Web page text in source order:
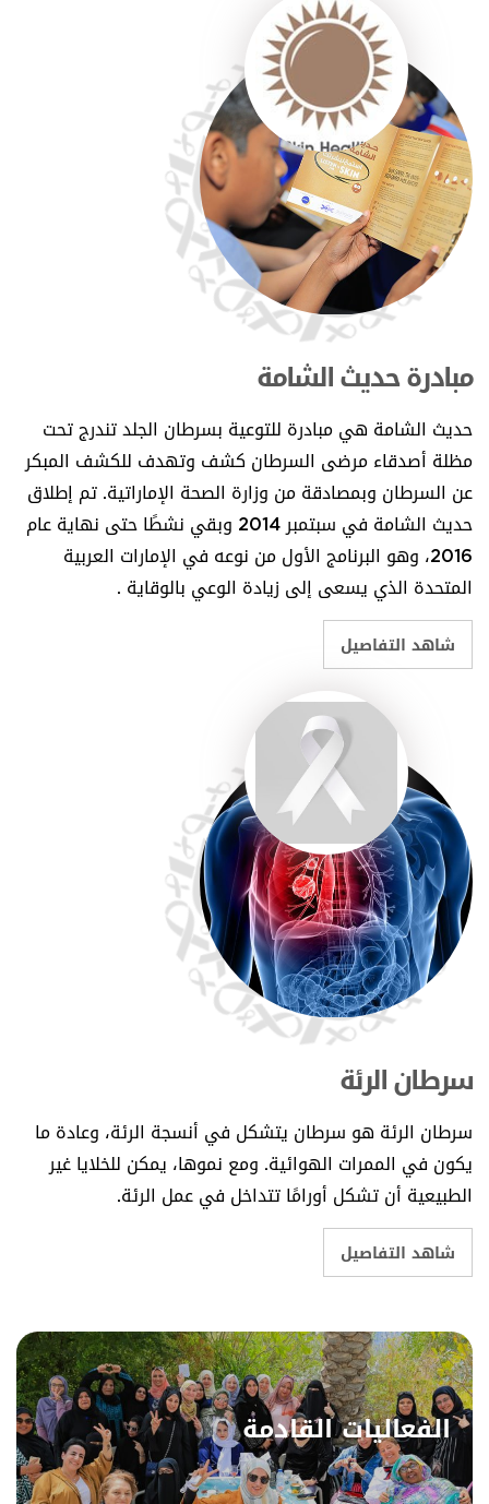
مبادرة حديث الشامة
حديث الشامة هي مبادرة للتوعية بسرطان الجلد تندرج تحت
مظلة أصدقاء مرضى السرطان كشف وتهدف للكشف المبكر
عن السرطان وبمصادقة من وزارة الصحة الإماراتية. تم إطلاق
حديث الشامة في سبتمبر 2014 وبقي نشطًا حتى نهاية عام
2016، وهو البرنامج الأول من نوعه في الإمارات العربية
المتحدة الذي يسعى إلى زيادة الوعي بالوقاية .
شاهد التفاصيل
سرطان الرئة
سرطان الرئة هو سرطان يتشكل في أنسجة الرئة، وعادة ما
يكون في الممرات الهوائية. ومع نموها، يمكن للخلايا غير
الطبيعية أن تشكل أورامًا تتداخل في عمل الرئة.
شاهد التفاصيل
الفعاليات القادمة